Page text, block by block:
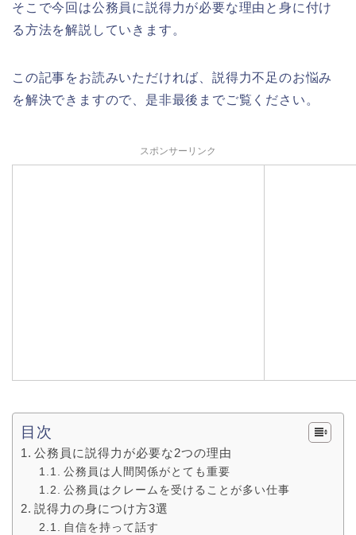
そこで今回は公務員に説得力が必要な理由と身に付け
る方法を解説していきます。
この記事をお読みいただければ、説得力不足のお悩み
を解決できますので、是非最後までご覧ください。
スポンサーリンク
目次
公務員に説得力が必要な2つの理由
公務員は人間関係がとても重要
公務員はクレームを受けることが多い仕事
説得力の身につけ方3選
自信を持って話す